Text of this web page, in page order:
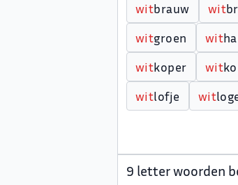
witbrauw wit
witgroen wit
witkoper wit
witlofje wit
9 letter woorden